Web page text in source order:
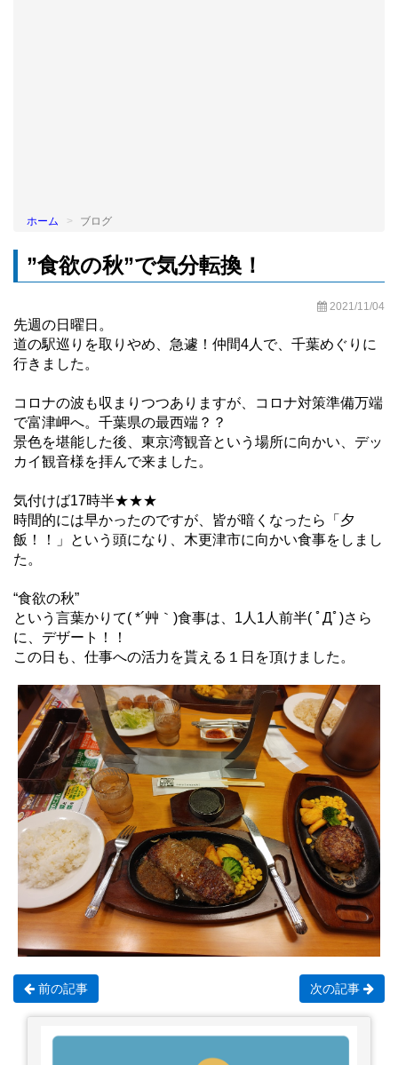
ホーム ブログ
”食欲の秋”で気分転換！
2021/11/04
先週の日曜日。
道の駅巡りを取りやめ、急遽！仲間4人で、千葉めぐりに
行きました。
コロナの波も収まりつつありますが、コロナ対策準備万端
で富津岬へ。千葉県の最西端？？
景色を堪能した後、東京湾観音という場所に向かい、デッ
カイ観音様を拝んで来ました。
気付けば17時半★★★
時間的には早かったのですが、皆が暗くなったら「夕
飯！！」という頭になり、木更津市に向かい食事をしまし
た。
“食欲の秋”
という言葉かりて( *´艸｀)食事は、1人1人前半( ﾟДﾟ)さら
に、デザート！！
この日も、仕事への活力を貰える１日を頂けました。
前の記事 次の記事